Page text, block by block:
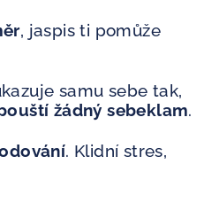
, jaspis ti pomůže
samu sebe tak,
žádný sebeklam.
. Klidní stres,